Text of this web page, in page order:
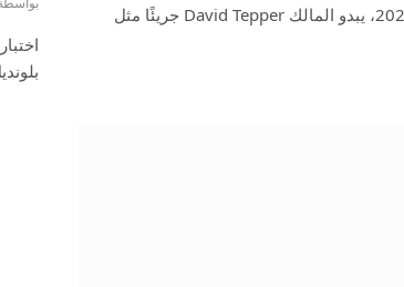
عندما يتعلق الأمر بـ Carolina Panthers لعام 2026، يبدو المالك David Tepper جريئًا مثل
بلونديل 51؛ بيثيل 3-26) &